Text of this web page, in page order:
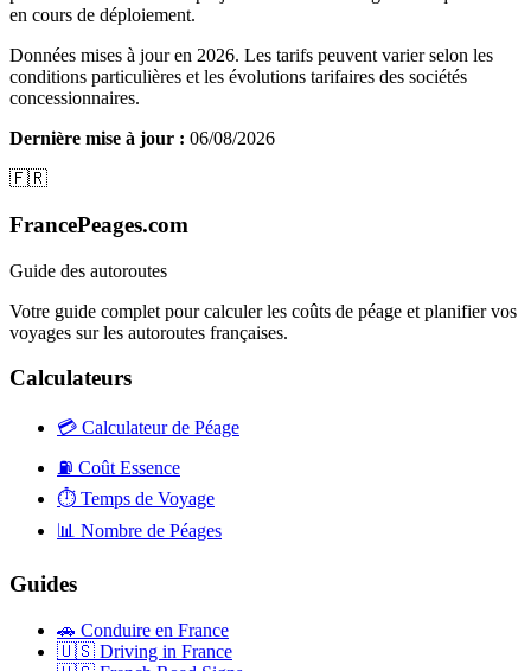
en cours de déploiement.
Données mises à jour en 2026. Les tarifs peuvent varier selon les
conditions particulières et les évolutions tarifaires des sociétés
concessionnaires.
Dernière mise à jour : 06/08/2026
🇫🇷
FrancePeages.com
Guide des autoroutes
Votre guide complet pour calculer les coûts de péage et planifier vos
voyages sur les autoroutes françaises.
Calculateurs
💳 Calculateur de Péage
⛽ Coût Essence
⏱️ Temps de Voyage
📊 Nombre de Péages
Guides
🚗 Conduire en France
🇺🇸 Driving in France